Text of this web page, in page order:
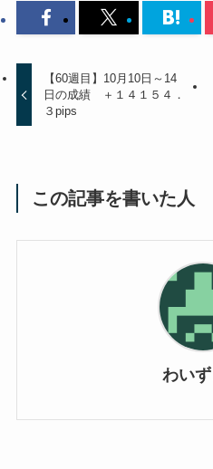
【60週目】10月10日～14
日の成績 ＋１４１５４．
３pips
この記事を書いた人
わい